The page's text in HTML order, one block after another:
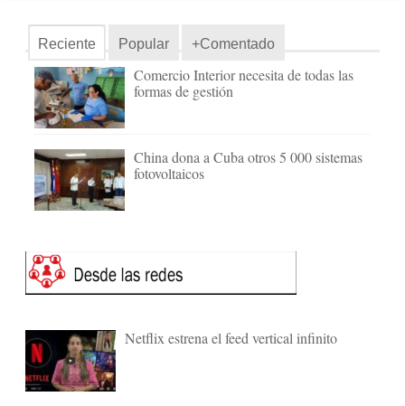
Reciente Popular +Comentado
Comercio Interior necesita de todas las
formas de gestión
China dona a Cuba otros 5 000 sistemas
fotovoltaicos
Netflix estrena el feed vertical infinito